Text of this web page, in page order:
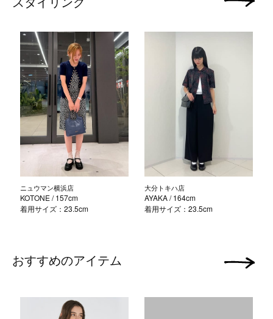
ニュウマン横浜店
KOTONE/ 157cm
着用サイズ：23.5cm
大分トキハ店
AYAKA/ 164cm
着用サイズ：23.5cm
おすすめのアイテム 次の画像